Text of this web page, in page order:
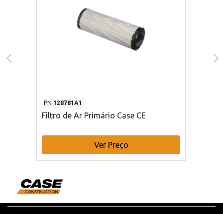
PN 128781A1
Filtro de Ar Primário Case CE
Ver Preço